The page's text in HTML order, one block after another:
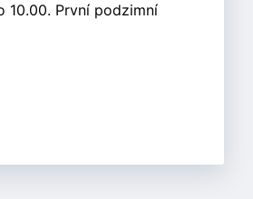
10.00. První podzimní